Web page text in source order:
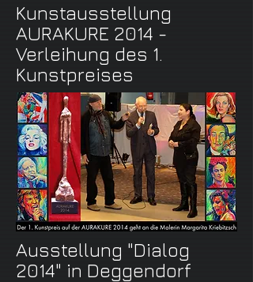
Kunstausstellung
AURAKURE 2014 -
Verleihung des 1.
Kunstpreises
Ausstellung "Dialog
2014" in Deggendorf